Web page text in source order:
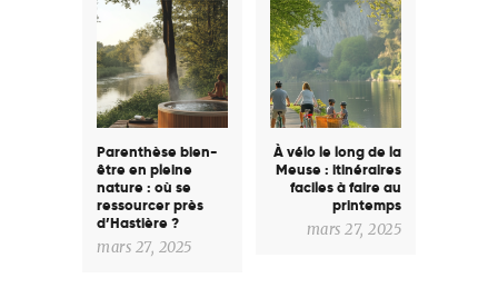
de
l’article
Previous post:
Parenthèse bien-
être en pleine
nature : où se
ressourcer près
d’Hastière ?
mars 27, 2025
Next post:
À vélo le long de la
Meuse : itinéraires
faciles à faire au
printemps
mars 27, 2025